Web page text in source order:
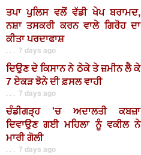
ਤਪਾ ਪੁਲਿਸ ਵਲੋਂ ਵੱਡੀ ਖੇਪ ਬਰਾਮਦ,
ਨਸ਼ਾ ਤਸਕਰੀ ਕਰਨ ਵਾਲੇ ਗਿਰੋਹ ਦਾ
ਕੀਤਾ ਪਰਦਾਫਾਸ਼
. . . 7 days ago
ਦਿਉਣ ਦੇ ਕਿਸਾਨ ਨੇ ਠੇਕੇ ਤੇ ਜ਼ਮੀਨ ਲੈ ਕੇ
7 ਏਕੜ ਝੋਨੇ ਦੀ ਫ਼ਸਲ ਵਾਹੀ
. . . 7 days ago
ਚੰਡੀਗੜ੍ਹ 'ਚ ਅਦਾਲਤੀ ਕਬਜ਼ਾ
ਦਿਵਾਉਣ ਗਈ ਮਹਿਲਾ ਨੂੰ ਵਕੀਲ ਨੇ
ਮਾਰੀ ਗੋਲੀ
. . . 7 days ago